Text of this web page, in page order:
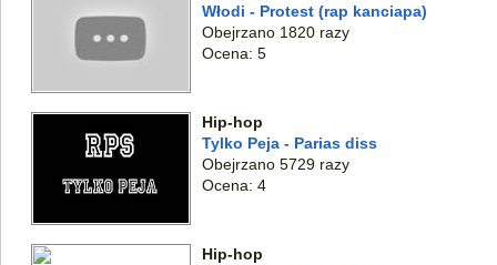
Włodi - Protest (rap kanciapa)
Obejrzano 1820 razy
Ocena: 5
Hip-hop
Tylko Peja - Parias diss
Obejrzano 5729 razy
Ocena: 4
Hip-hop